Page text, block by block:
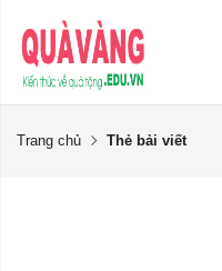
Trang chủ Thẻ bải viết